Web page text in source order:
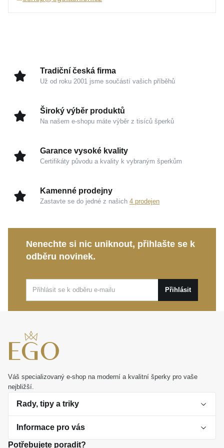
Kouzlo v detailech
vysokou odolností, který si zachovává svůj oslnivý
synonymem pro pevnost a estetický minimalismus,
Všestranná elegance:
neobyčejně přirozeně a dodá pocit výjimečnosti
nádherný osobní dárek, který upřímně potěší, tento
zlatý řetízek je tou správnou volbou. V tomto šperku
Tradiční česká firma
Už od roku 2001 jsme součástí vašich příběhů
Široký výběr produktů
Na našem e-shopu máte výběr z tisíců šperků
Garance vysoké kvality
Certifikáty původu a kvality k vybraným šperkům
Kamenné prodejny
Zastavte se do jedné z našich 4 prodejen
Nenechte si nic uniknout, přihlašte se k
odběru novinek.
Přihlásit
Váš specializovaný e-shop na moderní a kvalitní šperky pro vaše
nejbližší.
Rady, tipy a triky
O perlách
Informace pro vás
Potřebujete poradit?